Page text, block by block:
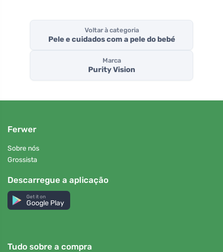
Voltar à categoria
Pele e cuidados com a pele do bebé
Marca
Purity Vision
Ferwer
Sobre nós
Grossista
Descarregue a aplicação
Get it on
Google Play
Tudo sobre a compra